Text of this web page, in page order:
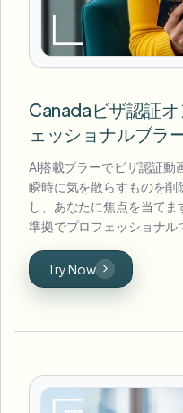
Canadaビザ認証
ェッショナルブラ
AI搭載ブラーでビザ認証動
瞬時に気を散らすものを
し、あなたに焦点を当て
準拠でプロフェッショナル
Try Now